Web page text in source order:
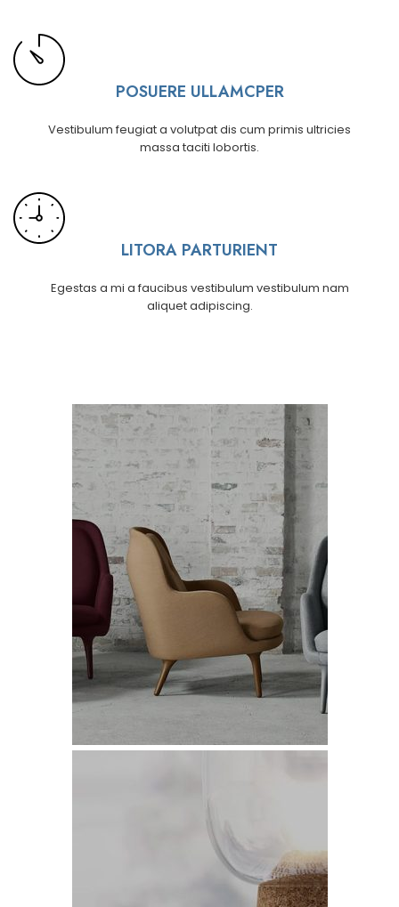
POSUERE ULLAMCPER
Vestibulum feugiat a volutpat dis cum primis ultricies
massa taciti lobortis.
LITORA PARTURIENT
Egestas a mi a faucibus vestibulum vestibulum nam
aliquet adipiscing.